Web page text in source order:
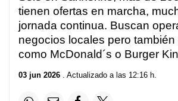
tienen ofertas en marcha,
jornada continua. Buscan
negocios locales pero
como McDonald´s o Burger
03 jun 2026 . Actualizado a las 12:16 h.